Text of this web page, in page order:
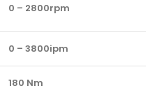
0 – 2800rpm
0 – 3800ipm
180 Nm